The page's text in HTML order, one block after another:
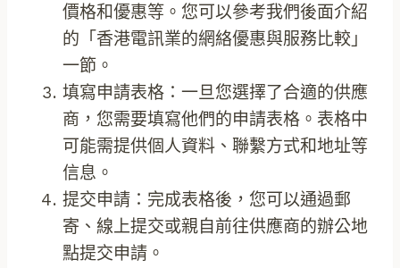
價格和優惠等。您可以參考我們後面介紹
的「香港電訊業的網絡優惠與服務比較」
一節。
填寫申請表格：一旦您選擇了合適的供應
商，您需要填寫他們的申請表格。表格中
可能需提供個人資料、聯繫方式和地址等
信息。
提交申請：完成表格後，您可以通過郵
寄、線上提交或親自前往供應商的辦公地
點提交申請。